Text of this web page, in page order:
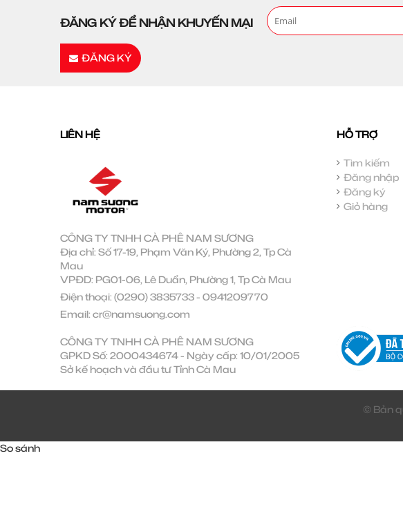
ĐĂNG KÝ ĐỂ NHẬN KHUYẾN MẠI
ĐĂNG KÝ
LIÊN HỆ
CÔNG TY TNHH CÀ PHÊ NAM SƯƠNG
Địa chỉ: Số 17-19, Phạm Văn Ký, Phường 2, Tp Cà
Mau
VPĐD: PG01-06, Lê Duẩn, Phường 1, Tp Cà Mau
Điện thoại: (0290) 3835733- 0941209770
Email: cr@namsuong.com
CÔNG TY TNHH CÀ PHÊ NAM SƯƠNG
GPKD Số: 2000434674 - Ngày cấp: 10/01/2005
Sở kế hoạch và đầu tư Tỉnh Cà Mau
HỖ TRỢ
Tìm kiếm
Đăng nhập
Đăng ký
Giỏ hàng
© Bản
So sánh